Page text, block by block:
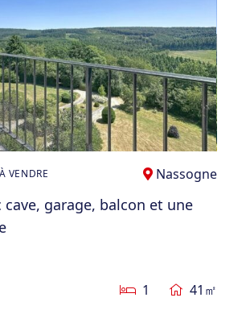
VENDRE Nassogne
cave, garage, balcon et une
1 41㎡